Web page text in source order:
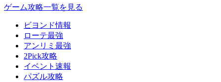
ゲーム攻略一覧を見る
ビヨンド情報
ローテ最強
アンリミ最強
2Pick攻略
イベント速報
パズル攻略